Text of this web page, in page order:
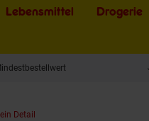
Lebensmittel Drogerie
Detail